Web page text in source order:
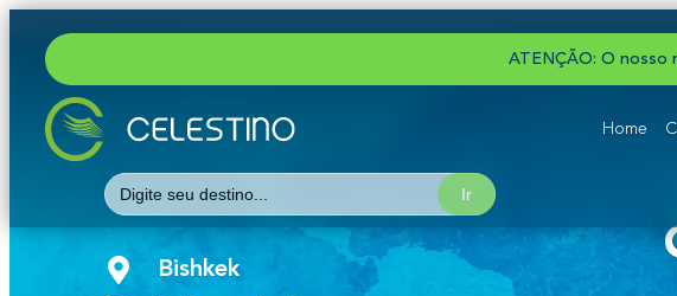
ATENÇÃO: O nosso
Home
Search
for:
Bishkek